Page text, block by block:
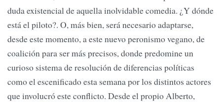
duda existencial de aquella inolvidable comedia. ¿Y dónde
está el piloto?. O, más bien, será necesario adaptarse,
desde este momento, a este nuevo peronismo vegano, de
coalición para ser más precisos, donde predomine un
curioso sistema de resolución de diferencias políticas
como el escenificado esta semana por los distintos actores
que involucró este conflicto. Desde el propio Alberto,